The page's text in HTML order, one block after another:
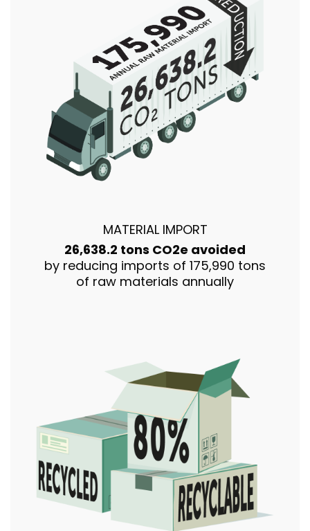
MATERIAL IMPORT
26,638.2 tons CO2e avoided
by reducing imports of 175,990 tons
of raw materials annually